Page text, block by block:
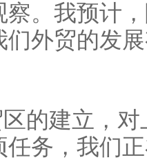
察。我预计
们外贸的发
的建立，
任务，我们